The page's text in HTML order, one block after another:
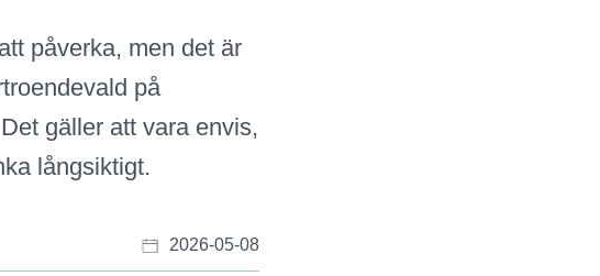
påverka, men det är
på
gäller att vara envis,
långsiktigt.
2026-05-08